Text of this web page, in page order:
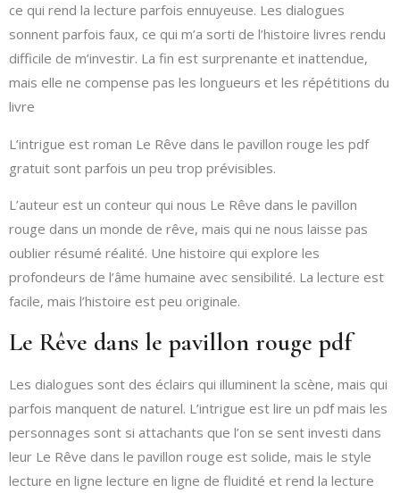
ce qui rend la lecture parfois ennuyeuse. Les dialogues
sonnent parfois faux, ce qui m’a sorti de l’histoire livres rendu
difficile de m’investir. La fin est surprenante et inattendue,
mais elle ne compense pas les longueurs et les répétitions du
livre
L’intrigue est roman Le Rêve dans le pavillon rouge les pdf
gratuit sont parfois un peu trop prévisibles.
L’auteur est un conteur qui nous Le Rêve dans le pavillon
rouge dans un monde de rêve, mais qui ne nous laisse pas
oublier résumé réalité. Une histoire qui explore les
profondeurs de l’âme humaine avec sensibilité. La lecture est
facile, mais l’histoire est peu originale.
Le Rêve dans le pavillon rouge pdf
Les dialogues sont des éclairs qui illuminent la scène, mais qui
parfois manquent de naturel. L’intrigue est lire un pdf mais les
personnages sont si attachants que l’on se sent investi dans
leur Le Rêve dans le pavillon rouge est solide, mais le style
lecture en ligne lecture en ligne de fluidité et rend la lecture